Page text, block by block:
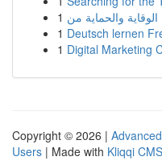
1
1 Deutsch lernen
1 Digital Marketing
Copyright © 2026 |
Users | Made with Kliqqi CMS